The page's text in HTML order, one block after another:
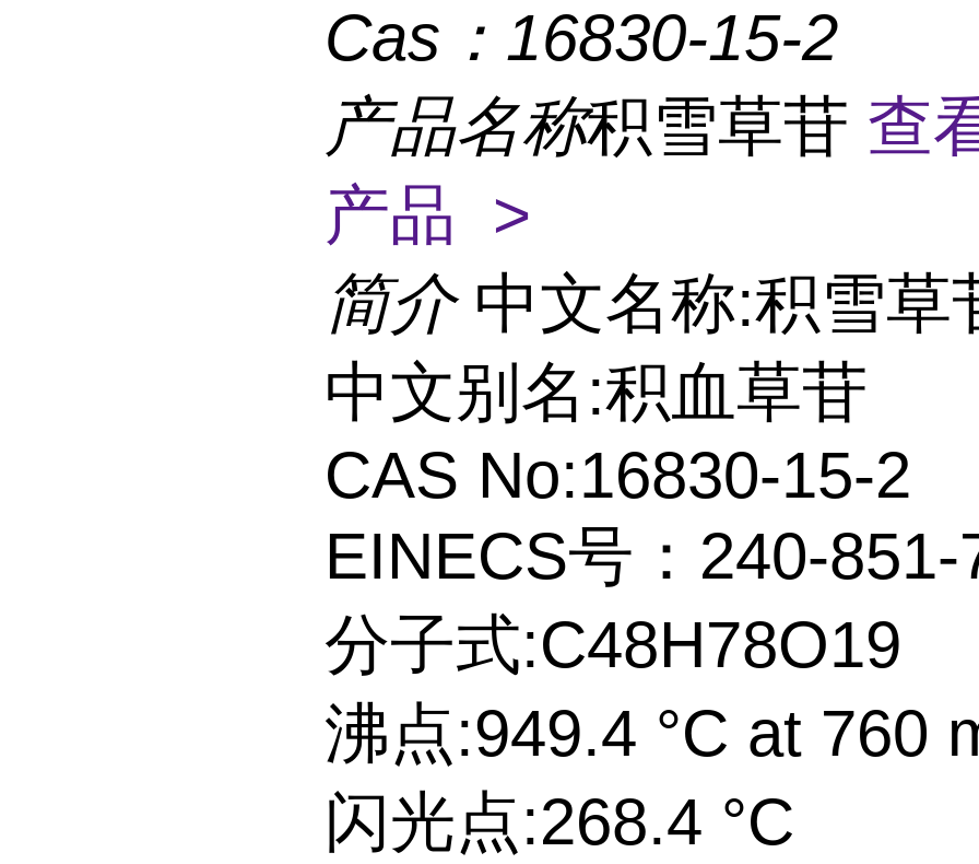
Cas： 16830-15-2
产品名称积雪草苷 查
产品 >
简介 中文名称:积雪草
中文别名:积血草苷
CAS No:16830-15-2
EINECS号：240-851-
分子式:C48H78O19
沸点:949.4 °C at 760
闪光点:268.4 °C